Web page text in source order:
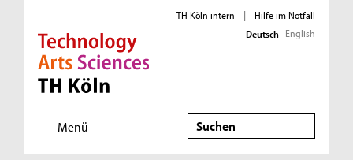
Direkt zur Hauptnavigation
Direkt zur Subnavigation
Direkt zum Inhalt
Direkt zum Fußbereich
TH Köln intern |
Hilfe im Notfall
Deutsch English
Menü Suche